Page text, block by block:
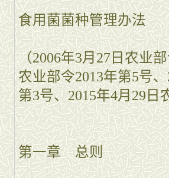
食用菌菌种管理办法
（2006年3月27日农业
农业部令2013年第5号
第3号、2015年4月29日
第一章 总则